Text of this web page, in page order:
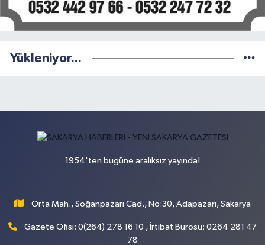
Yükleniyor...
1954'ten bugüne aralıksız yayında!
Orta Mah., Soğanpazarı Cad., No:30, Adapazarı, Sakarya
Gazete Ofisi: 0(264) 278 16 10 , İrtibat Bürosu: 0264 281 47
78